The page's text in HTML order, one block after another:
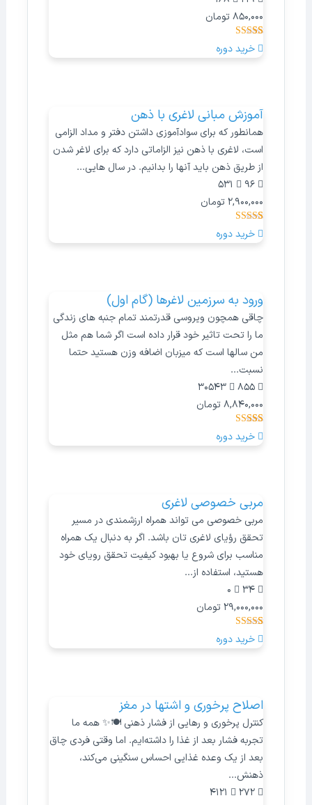
850,000تومان
امتیازدهی
4.93از 5 در
14 خرید دوره
آموزش مبانی لاغری با ذهن
همانطور که برای سوادآموزی داشتن دفتر و مداد الزامی
است، لاغری با ذهن نیز الزاماتی دارد که برای لاغر شدن
از طریق ذهن باید آنها را بدانیم. در سال هایی...
2,900,000تومان
امتیازدهی
5.00از 5 در
2 خرید دوره
ورود به سرزمین لاغرها (گام اول)
چاقی همچون ویروسی قدرتمند تمام جنبه های زندگی
ما را تحت تاثیر خود قرار داده است اگر شما هم مثل
من سالها است که میزبان اضافه وزن هستید حتما
نسبت...
8,840,000تومان
امتیازدهی
4.86از 5 در
165خرید دوره
مربی خصوصی لاغری
مربی خصوصی می تواند همراه ارزشمندی در مسیر
تحقق رؤیای لاغری تان باشد. اگر به دنبال یک همراه
مناسب برای شروع یا بهبود کیفیت تحقق رویای خود
هستید، استفاده از...
29,000,000تومان
امتیازدهی
4.33
از 5
3 خرید دوره
اصلاح پرخوری و اشتها در مغز
کنترل پرخوری و رهایی از فشار ذهنی 🍽️✨ همه ما
تجربه فشار بعد از غذا را داشته‌ایم. اما وقتی فردی چاق
بعد از یک وعده غذایی احساس سنگینی می‌کند،
ذهنش...